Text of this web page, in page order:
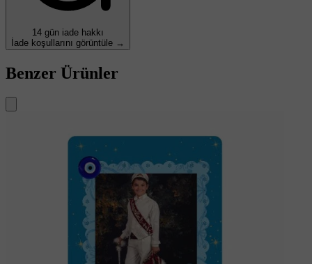
14 gün iade hakkı
İade koşullarını görüntüle →
Benzer Ürünler